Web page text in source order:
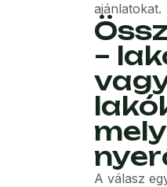
ajánlatokat.
–
A válasz